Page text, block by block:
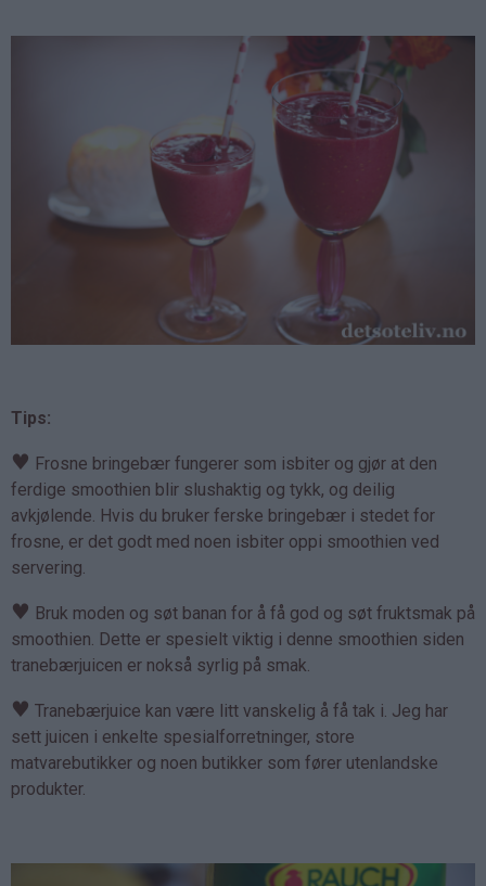
Tips:
♥ Frosne bringebær fungerer som isbiter og gjør at den
ferdige smoothien blir slushaktig og tykk, og deilig
avkjølende. Hvis du bruker ferske bringebær i stedet for
frosne, er det godt med noen isbiter oppi smoothien ved
servering.
♥ Bruk moden og søt banan for å få god og søt fruktsmak på
smoothien. Dette er spesielt viktig i denne smoothien siden
tranebærjuicen er nokså syrlig på smak.
♥ Tranebærjuice kan være litt vanskelig å få tak i. Jeg har
sett juicen i enkelte spesialforretninger, store
matvarebutikker og noen butikker som fører utenlandske
produkter.